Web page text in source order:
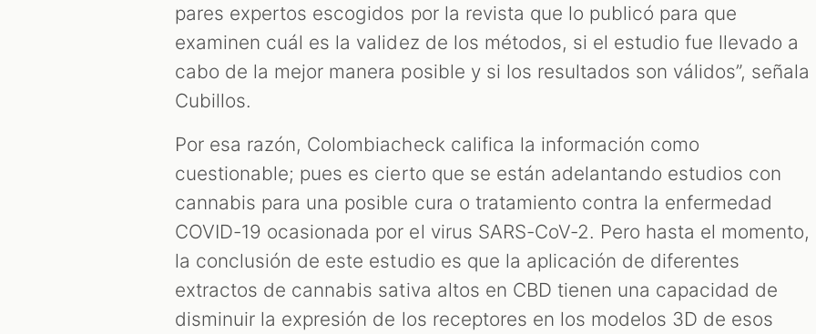
pares expertos escogidos por la revista que lo publicó para que
examinen cuál es la validez de los métodos, si el estudio fue llevado a
cabo de la mejor manera posible y si los resultados son válidos”, señala
Cubillos.
Por esa razón, Colombiacheck califica la información como
cuestionable; pues es cierto que se están adelantando estudios con
cannabis para una posible cura o tratamiento contra la enfermedad
COVID-19 ocasionada por el virus SARS-CoV-2. Pero hasta el momento,
la conclusión de este estudio es que la aplicación de diferentes
extractos de cannabis sativa altos en CBD tienen una capacidad de
disminuir la expresión de los receptores en los modelos 3D de esos